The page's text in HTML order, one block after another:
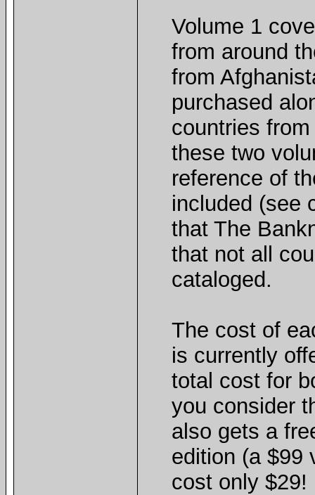
Volume 1
from around
from
purchased
countries
these two
reference of
included (see
that The
that not all
cataloged.
The cost of
is currently
total cost for
you consider
also gets a
edition (a $99
cost only $29!